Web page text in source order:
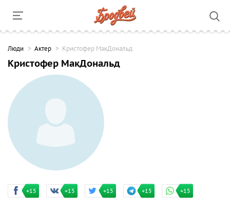
Люди Актер Кристофер МакДональд
Кристофер МакДональд
+15 +15 +15 +15 +15